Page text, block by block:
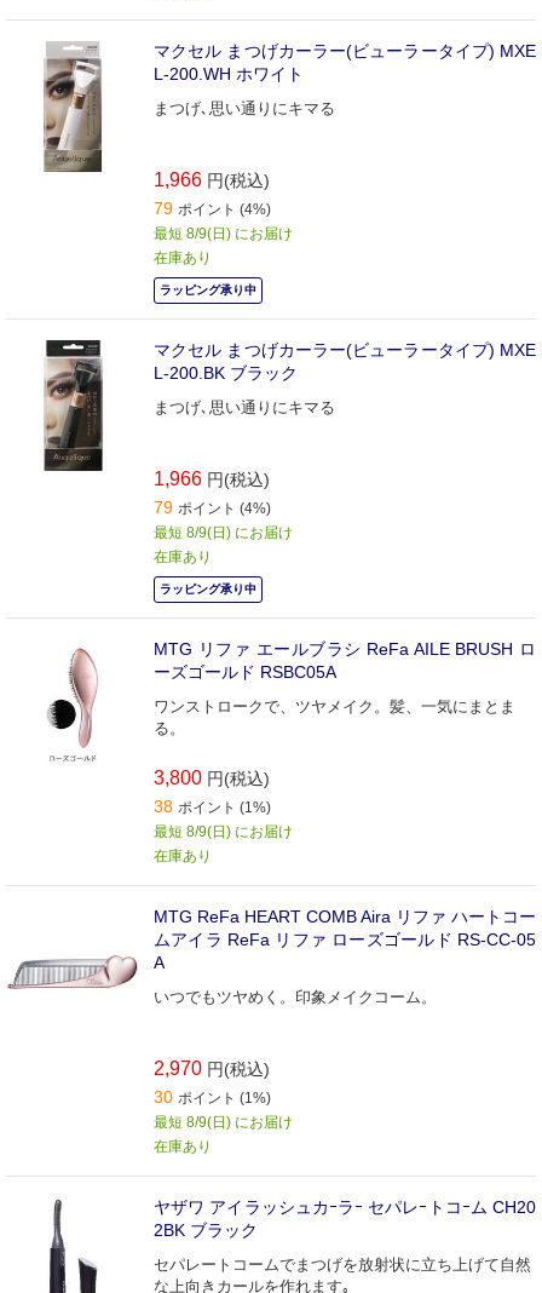
マクセル まつげカーラー(ビューラータイプ) MXE
L-200.WH ホワイト
まつげ､思い通りにキマる
1,966 円(税込)
79 ポイント (4%)
最短 8/9(日) にお届け
在庫あり
ラッピング承り中
マクセル まつげカーラー(ビューラータイプ) MXE
L-200.BK ブラック
まつげ､思い通りにキマる
1,966 円(税込)
79 ポイント (4%)
最短 8/9(日) にお届け
在庫あり
ラッピング承り中
MTG リファ エールブラシ ReFa AILE BRUSH ロ
ーズゴールド RSBC05A
ワンストロークで、ツヤメイク。髪、一気にまとま
る。
3,800 円(税込)
38 ポイント (1%)
最短 8/9(日) にお届け
在庫あり
MTG ReFa HEART COMB Aira リファ ハートコー
ムアイラ ReFa リファ ローズゴールド RS-CC-05
A
いつでもツヤめく。印象メイクコーム。
2,970 円(税込)
30 ポイント (1%)
最短 8/9(日) にお届け
在庫あり
ヤザワ アイラッシュカｰラｰ セパレｰトコｰム CH20
2BK ブラック
セパレートコームでまつげを放射状に立ち上げて自然
な上向きカールを作れます｡